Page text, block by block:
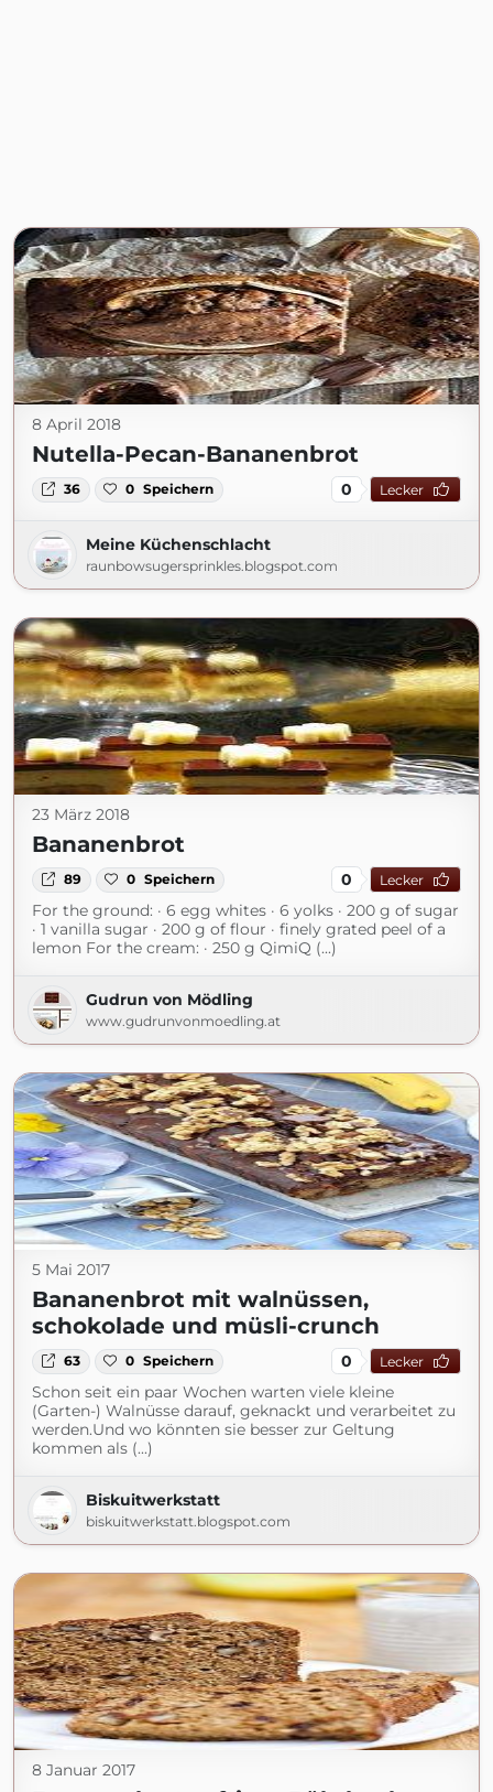
8 April 2018
Nutella-Pecan-Bananenbrot
36 0 Speichern 0 Lecker
Meine Küchenschlacht
raunbowsugersprinkles.blogspot.com
23 März 2018
Bananenbrot
89 0 Speichern 0 Lecker
For the ground: · 6 egg whites · 6 yolks · 200 g of sugar
· 1 vanilla sugar · 200 g of flour · finely grated peel of a
lemon For the cream: · 250 g QimiQ (...)
Gudrun von Mödling
www.gudrunvonmoedling.at
5 Mai 2017
Bananenbrot mit walnüssen,
schokolade und müsli-crunch
63 0 Speichern 0 Lecker
Schon seit ein paar Wochen warten viele kleine
(Garten-) Walnüsse darauf, geknackt und verarbeitet zu
werden.Und wo könnten sie besser zur Geltung
kommen als (...)
Biskuitwerkstatt
biskuitwerkstatt.blogspot.com
8 Januar 2017